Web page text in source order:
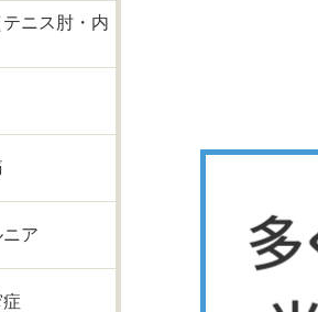
ニス肘・内
ア